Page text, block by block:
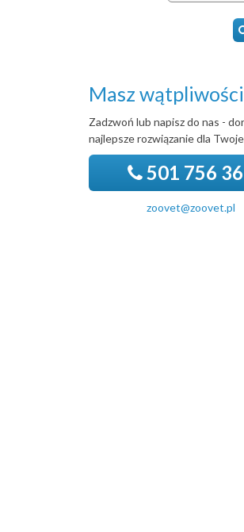
Masz
Zadzwoń lub napisz do nas -
najlepsze rozwiązanie dla
501 756
zoovet@zoovet.pl